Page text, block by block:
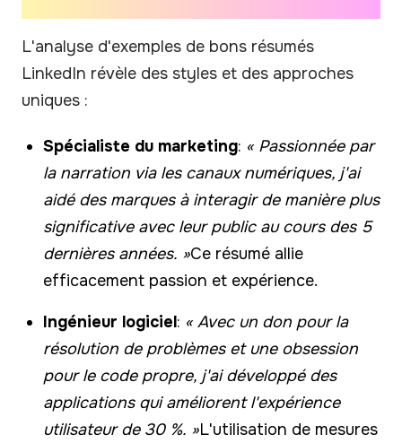
L'analyse d'exemples de bons résumés
LinkedIn révèle des styles et des approches
uniques :
Spécialiste du marketing: « Passionnée par
la narration via les canaux numériques, j'ai
aidé des marques à interagir de manière plus
significative avec leur public au cours des 5
dernières années. »Ce résumé allie
efficacement passion et expérience.
Ingénieur logiciel: « Avec un don pour la
résolution de problèmes et une obsession
pour le code propre, j'ai développé des
applications qui améliorent l'expérience
utilisateur de 30 %. »L'utilisation de mesures